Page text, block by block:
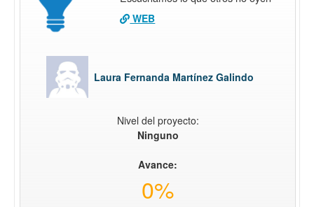
WEB
Laura Fernanda Martínez Galindo
Nivel del proyecto:
Ninguno
Avance:
0%